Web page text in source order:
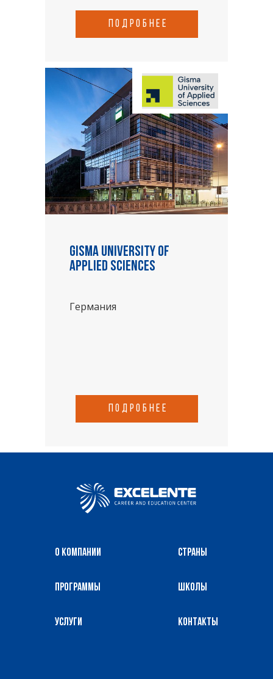
подробнее
Gisma University of
Applied Sciences
Германия
подробнее
О компании
Программы
Услуги
Страны
Школы
Контакты